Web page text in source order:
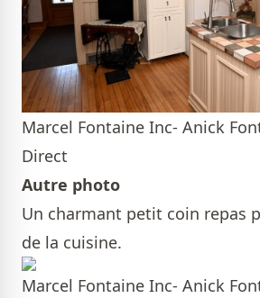
Marcel Fontaine Inc- Anick
Direct
Autre photo
Un charmant petit coin repas
de la cuisine.
Marcel Fontaine Inc- Anick